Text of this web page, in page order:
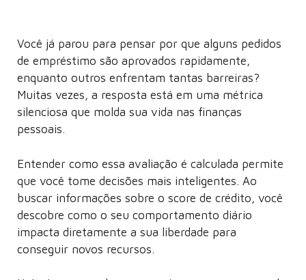
Você já parou para pensar por que alguns pedidos
de empréstimo são aprovados rapidamente,
enquanto outros enfrentam tantas barreiras?
Muitas vezes, a resposta está em uma métrica
silenciosa que molda sua vida nas finanças
pessoais.
Entender como essa avaliação é calculada permite
que você tome decisões mais inteligentes. Ao
buscar informações sobre o score de crédito, você
descobre como o seu comportamento diário
impacta diretamente a sua liberdade para
conseguir novos recursos.